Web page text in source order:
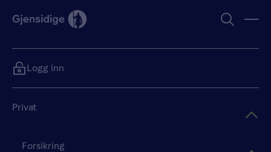
Privat
Forsikring
Logg inn